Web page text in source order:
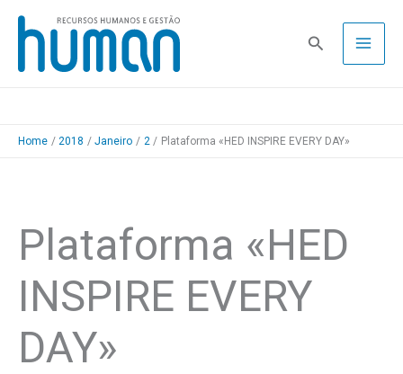
Skip
content
Pesquisa
Home 2018 Janeiro 2 Plataforma «HED INSPIRE EVERY DAY»
Plataforma «HED
INSPIRE EVERY
DAY»